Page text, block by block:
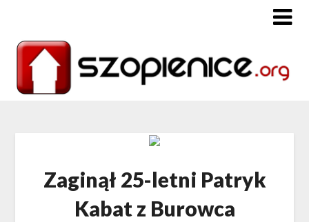
Zaginął 25-letni Patryk
Kabat z Burowca